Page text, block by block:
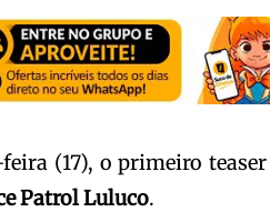
(17), o primeiro teaser
Patrol Luluco.